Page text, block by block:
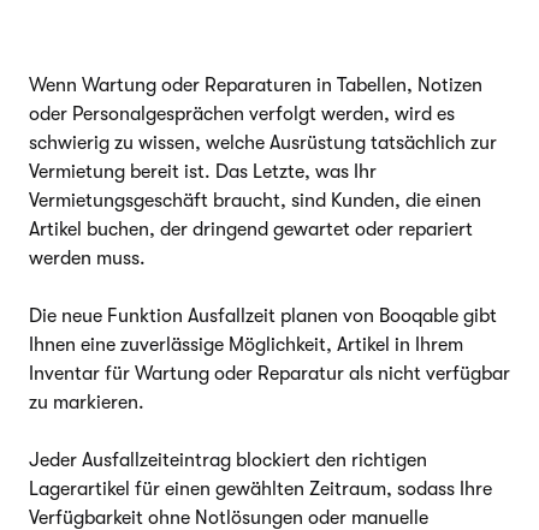
Wenn Wartung oder Reparaturen in Tabellen, Notizen
oder Personalgesprächen verfolgt werden, wird es
schwierig zu wissen, welche Ausrüstung tatsächlich zur
Vermietung bereit ist. Das Letzte, was Ihr
Vermietungsgeschäft braucht, sind Kunden, die einen
Artikel buchen, der dringend gewartet oder repariert
werden muss.
Die neue Funktion Ausfallzeit planen von Booqable gibt
Ihnen eine zuverlässige Möglichkeit, Artikel in Ihrem
Inventar für Wartung oder Reparatur als nicht verfügbar
zu markieren.
Jeder Ausfallzeiteintrag blockiert den richtigen
Lagerartikel für einen gewählten Zeitraum, sodass Ihre
Verfügbarkeit ohne Notlösungen oder manuelle